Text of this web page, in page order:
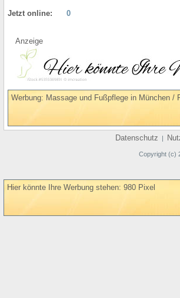
Jetzt online:
0
Anzeige
Werbung: Massage und Fußpflege in München /
Datenschutz |
Copyright (c)
Hier könnte Ihre Werbung stehen: 980 Pixel